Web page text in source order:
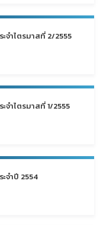
จำไตรมาสที่ 2/2555
จำไตรมาสที่ 1/2555
จำปี 2554